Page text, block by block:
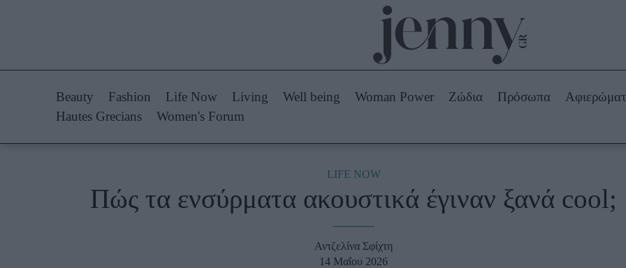
Styling Tips
Fashion News
Beauty -
Ομορφιά
Skincare
Μακιγιάζ
Woman Power Πρόσωπα Ζώδια
Beauty Fashion Life Now Living Well being Woman Power Ζώδια Πρόσωπα
Hautes Grecians
Women's Forum
LIFE NOW
Πώς τα ενσύρματα ακουστικά έγιναν ξανά cool;
Αντζελίνα Σφίχτη
14 Μαΐου 2026